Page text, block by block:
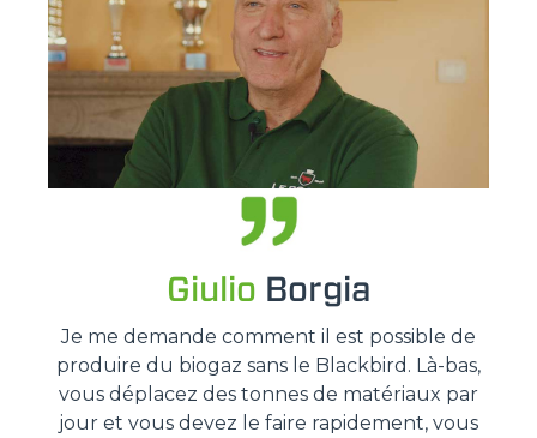
Giulio Borgia
Je me demande comment il est possible de
produire du biogaz sans le Blackbird. Là-bas,
vous déplacez des tonnes de matériaux par
jour et vous devez le faire rapidement, vous